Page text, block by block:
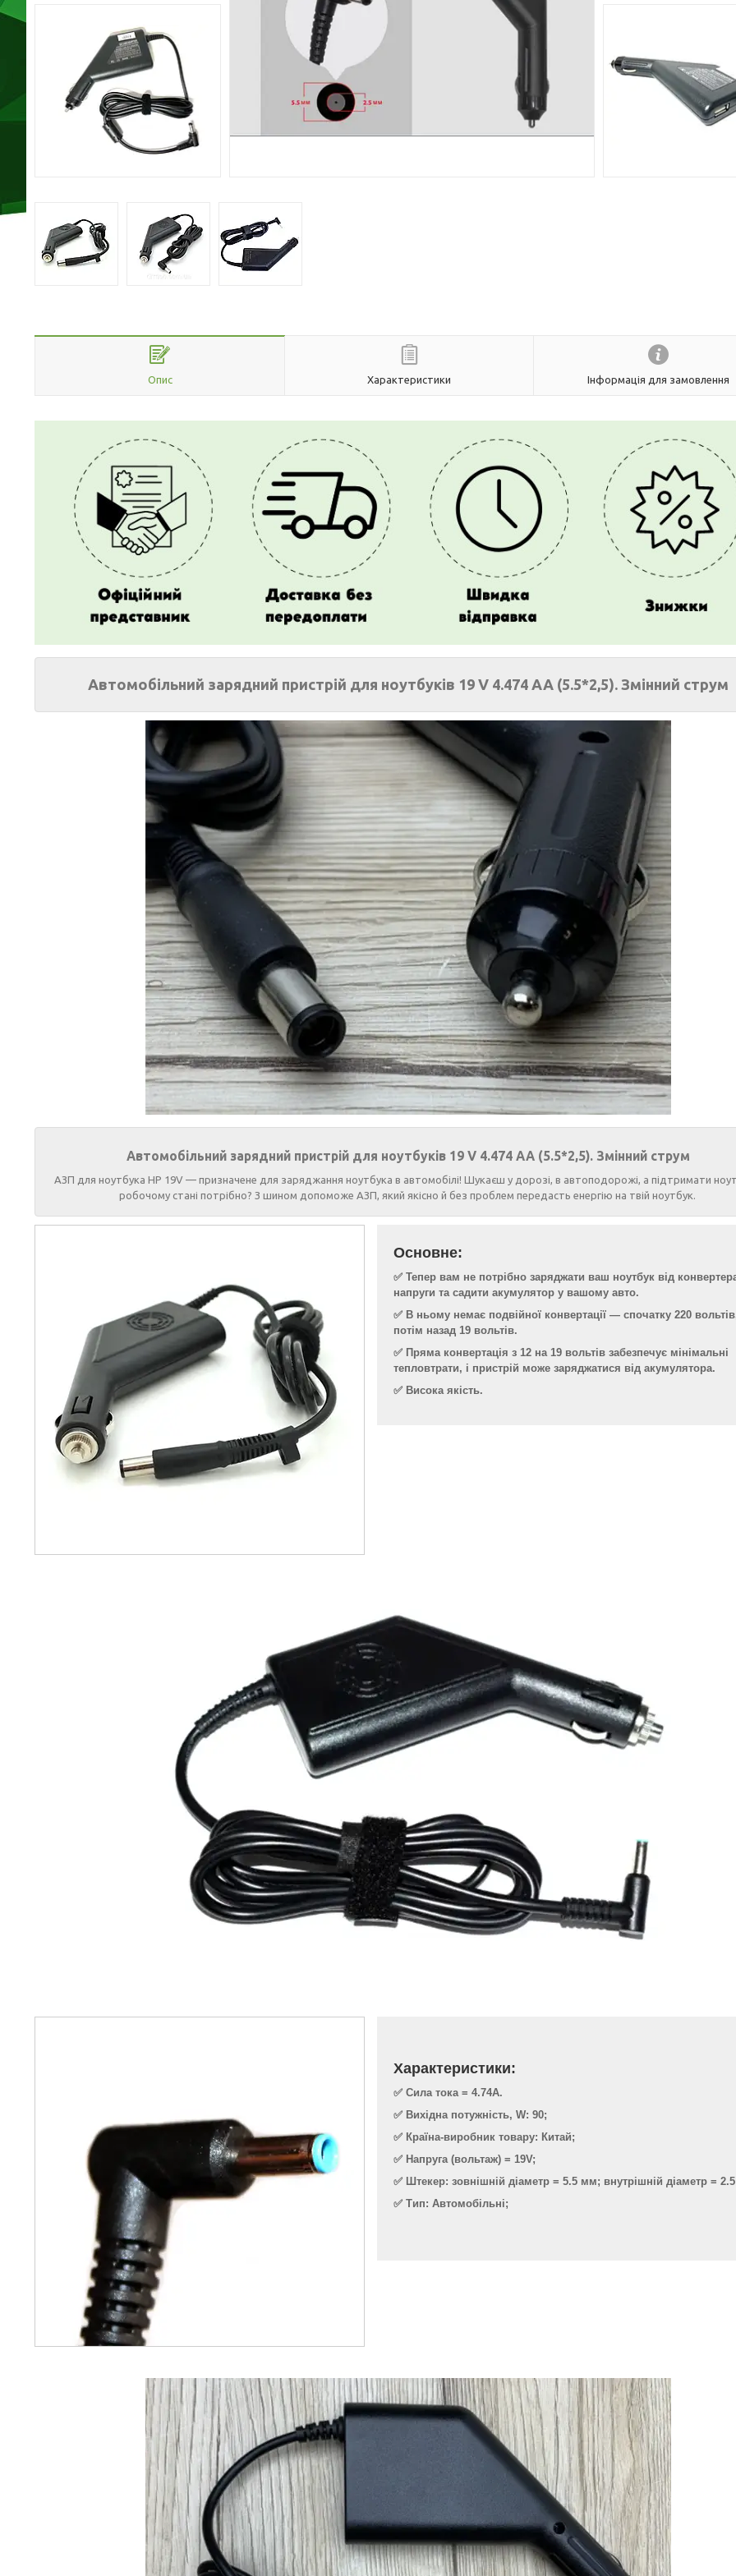
Опис Характеристики Інформація для замовлення
Автомобільний зарядний пристрій для ноутбуків 19 V 4.474 AA (5.5*2,5). Змінний струм
Автомобільний зарядний пристрій для ноутбуків 19 V 4.474 AA (5.5*2,5). Змінний струм
АЗП для ноутбука HP 19V — призначене для заряджання ноутбука в автомобілі! Шукаєш у дорозі, в автоподорожі, а підтримати
робочому стані потрібно? З шином допоможе АЗП, який якісно й без проблем передасть енергію на твій ноутбук.
Основне:
✅ Тепер вам не потрібно заряджати ваш ноутбук від
напруги та садити акумулятор у вашому авто.
✅ В ньому немає подвійної конвертації — спочатку 220
потім назад 19 вольтів.
✅ Пряма конвертація з 12 на 19 вольтів забезпечує мінімальні
тепловтрати, і пристрій може заряджатися від акумулятора.
✅ Висока якість.
Характеристики:
✅ Сила тока = 4.74A.
✅ Вихідна потужність, W: 90;
✅ Країна-виробник товару: Китай;
✅ Напруга (вольтаж) = 19V;
✅ Штекер: зовнішній діаметр = 5.5 мм; внутрішній діаметр =
✅ Тип: Автомобільні;